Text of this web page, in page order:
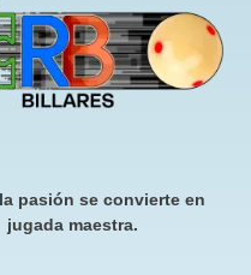
pasión se convierte en
jugada maestra.